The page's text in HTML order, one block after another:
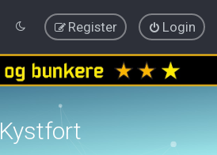
Login
Register
Kystfort